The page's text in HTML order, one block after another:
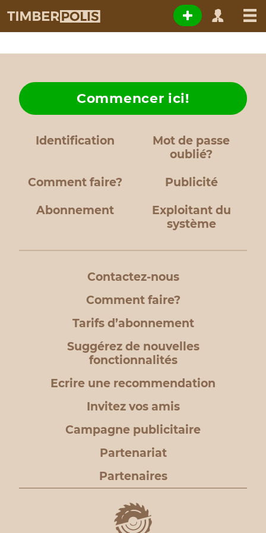
Identification
Mot de passe
oublié?
Comment faire?
Commencer ici!
Publicité
Abonnement
Exploitant du
système
Contactez-nous
Comment faire?
Tarifs d’abonnement
Suggérez de nouvelles
fonctionnalités
Ecrire une recommendation
Invitez vos amis
Campagne publicitaire
Partenariat
Partenaires